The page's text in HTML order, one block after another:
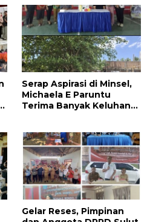
Serap Aspirasi di Minsel,
Michaela E Paruntu
Terima Banyak Keluhan
Gelar Reses, Pimpinan